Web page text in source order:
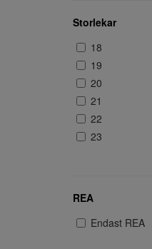
Storlekar
18
19
20
21
22
23
REA
Endast REA